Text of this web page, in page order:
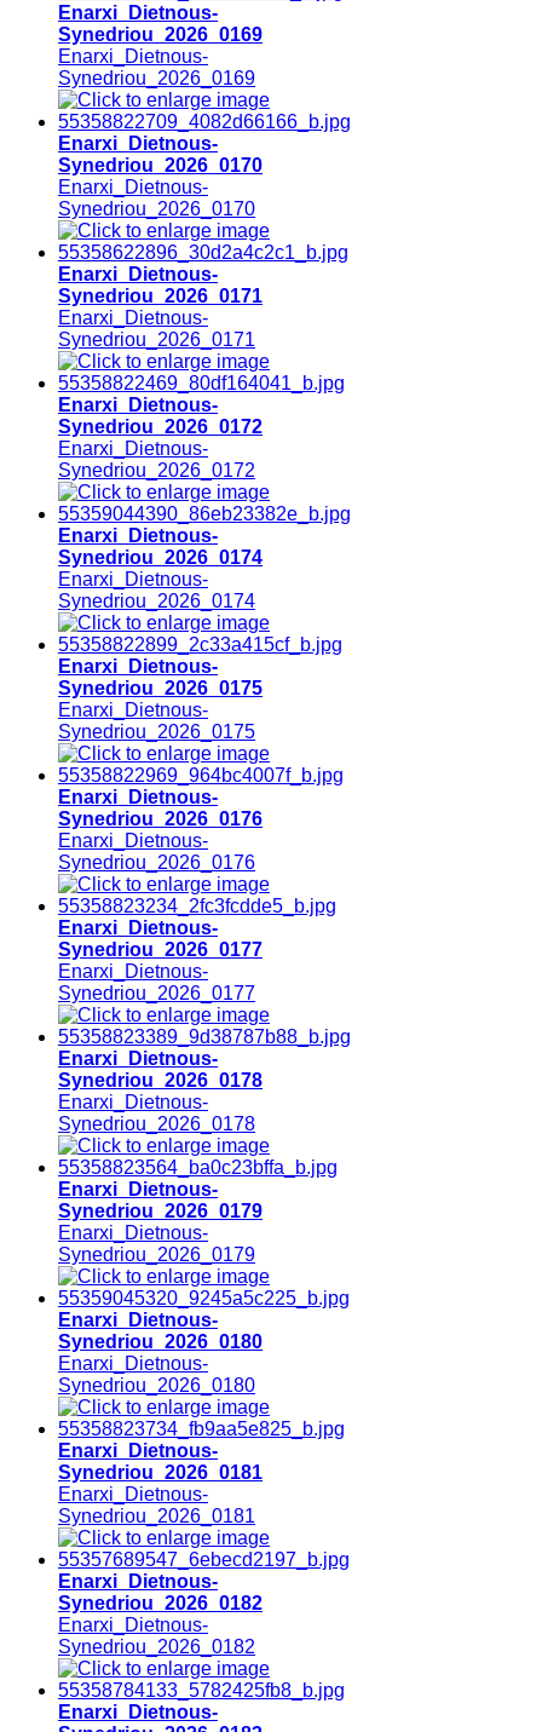
Enarxi_Dietnous-
Synedriou_2026_0169
Enarxi_Dietnous-
Synedriou_2026_0169
Enarxi_Dietnous-
Synedriou_2026_0170
Enarxi_Dietnous-
Synedriou_2026_0170
Enarxi_Dietnous-
Synedriou_2026_0171
Enarxi_Dietnous-
Synedriou_2026_0171
Enarxi_Dietnous-
Synedriou_2026_0172
Enarxi_Dietnous-
Synedriou_2026_0172
Enarxi_Dietnous-
Synedriou_2026_0174
Enarxi_Dietnous-
Synedriou_2026_0174
Enarxi_Dietnous-
Synedriou_2026_0175
Enarxi_Dietnous-
Synedriou_2026_0175
Enarxi_Dietnous-
Synedriou_2026_0176
Enarxi_Dietnous-
Synedriou_2026_0176
Enarxi_Dietnous-
Synedriou_2026_0177
Enarxi_Dietnous-
Synedriou_2026_0177
Enarxi_Dietnous-
Synedriou_2026_0178
Enarxi_Dietnous-
Synedriou_2026_0178
Enarxi_Dietnous-
Synedriou_2026_0179
Enarxi_Dietnous-
Synedriou_2026_0179
Enarxi_Dietnous-
Synedriou_2026_0180
Enarxi_Dietnous-
Synedriou_2026_0180
Enarxi_Dietnous-
Synedriou_2026_0181
Enarxi_Dietnous-
Synedriou_2026_0181
Enarxi_Dietnous-
Synedriou_2026_0182
Enarxi_Dietnous-
Synedriou_2026_0182
Enarxi_Dietnous-